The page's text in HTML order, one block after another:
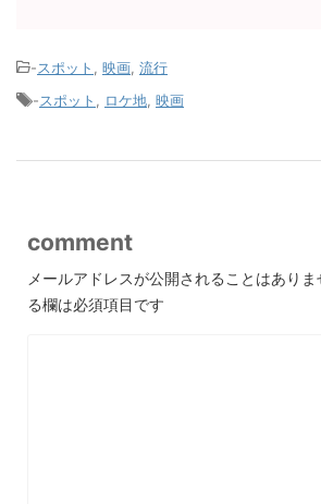
-スポット 映画 流行
-スポット ロケ地 映画
comment
メールアドレスが公開されることはありま
る欄は必須項目です